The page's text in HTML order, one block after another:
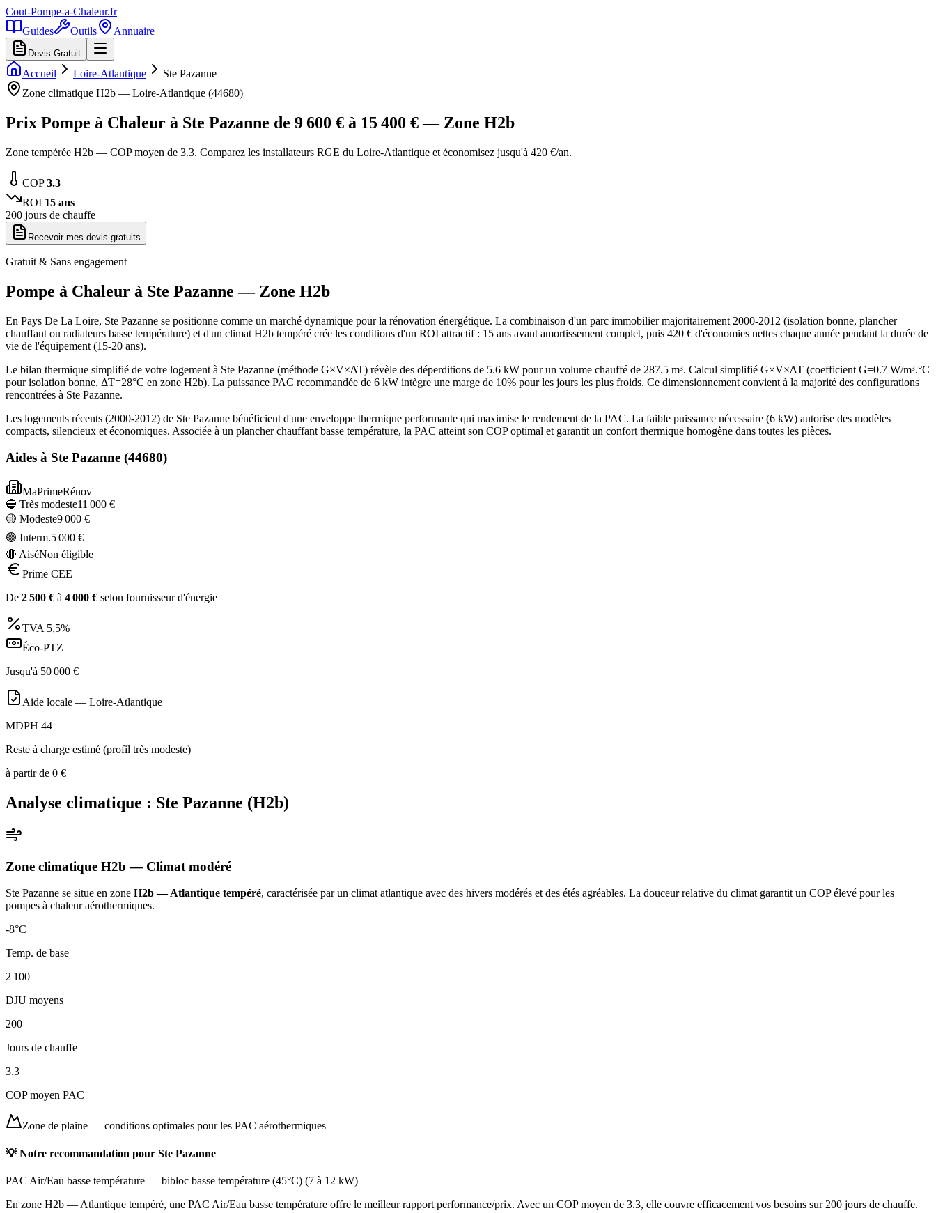
Cout-Pompe-a-Chaleur.fr
Guides
Outils Annuaire
Devis Gratuit
Accueil Loire-Atlantique
Ste Pazanne
Zone climatique H2b — Loire-Atlantique (44680)
Prix Pompe à Chaleur à Ste Pazanne de 9 600 € à 15 400 € — Zone H2b
Zone tempérée H2b — COP moyen de 3.3. Comparez les installateurs RGE du Loire-Atlantique et économisez jusqu'à 420 €/an.
COP3.3
ROI 15 ans
200 jours de chauffe
Recevoir mes devis gratuits
Gratuit & Sans engagement
Pompe à Chaleur à Ste Pazanne — Zone H2b
En Pays De La Loire, Ste Pazanne se positionne comme un marché dynamique pour la rénovation énergétique. La combinaison d'un parc immobilier majoritairement 2000-2012 (isolation bonne, plancher
chauffant ou radiateurs basse température) et d'un climat H2b tempéré crée les conditions d'un ROI attractif : 15 ans avant amortissement complet, puis 420 € d'économies nettes chaque année pendant la durée de
vie de l'équipement (15-20 ans).
Le bilan thermique simplifié de votre logement à Ste Pazanne (méthode G×V×ΔT) révèle des déperditions de 5.6 kW pour un volume chauffé de 287.5 m³. Calcul simplifié G×V×ΔT (coefficient G=0.7 W/m³.°C
pour isolation bonne, ΔT=28°C en zone H2b). La puissance PAC recommandée de 6 kW intègre une marge de 10% pour les jours les plus froids. Ce dimensionnement convient à la majorité des configurations
rencontrées à Ste Pazanne.
Les logements récents (2000-2012) de Ste Pazanne bénéficient d'une enveloppe thermique performante qui maximise le rendement de la PAC. La faible puissance nécessaire (6 kW) autorise des modèles
compacts, silencieux et économiques. Associée à un plancher chauffant basse température, la PAC atteint son COP optimal et garantit un confort thermique homogène dans toutes les pièces.
Aides à Ste Pazanne (44680)
MaPrimeRénov'
🔵 Très modeste11 000 €
🟡 Modeste9 000 €
🟣 Interm.5 000 €
🔴 AiséNon éligible
Prime CEE
De 2 500 € à 4 000 € selon fournisseur d'énergie
TVA 5,5%
Éco-PTZ
Jusqu'à 50 000 €
Aide locale — Loire-Atlantique
MDPH 44
Reste à charge estimé (profil très modeste)
à partir de 0 €
Analyse climatique : Ste Pazanne (H2b)
Zone climatique H2b — Climat modéré
Ste Pazanne se situe en zone H2b — Atlantique tempéré, caractérisée par un climat atlantique avec des hivers modérés et des étés agréables. La douceur relative du climat garantit un COP élevé pour les
pompes à chaleur aérothermiques.
-8°C
Temp. de base
2 100
DJU moyens
200
Jours de chauffe
3.3
COP moyen PAC
Zone de plaine — conditions optimales pour les PAC aérothermiques
💡 Notre recommandation pour Ste Pazanne
PAC Air/Eau basse température — bibloc basse température (45°C) (7 à 12 kW)
En zone H2b — Atlantique tempéré, une PAC Air/Eau basse température offre le meilleur rapport performance/prix. Avec un COP moyen de 3.3, elle couvre efficacement vos besoins sur 200 jours de chauffe.